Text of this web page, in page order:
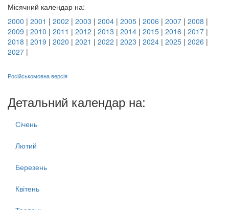
Місячний календар на:
2000 | 2001 | 2002 | 2003 | 2004 | 2005 | 2006 | 2007 | 2008 |
2009 | 2010 | 2011 | 2012 | 2013 | 2014 | 2015 | 2016 | 2017 |
2018 | 2019 | 2020 | 2021 | 2022 | 2023 | 2024 | 2025 | 2026 |
2027 |
Російськомовна версія
Детальний календар на:
Січень
Лютий
Березень
Квітень